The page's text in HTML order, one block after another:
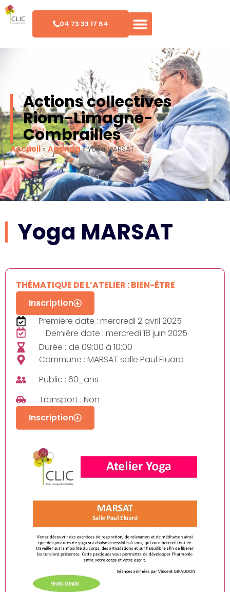
04 73 33 17 64
Actions collectives
Riom-Limagne-
Combrailles
Accueil»Agenda»Yoga MARSAT
Yoga MARSAT
THÉMATIQUE DE L’ATELIER : BIEN-ÊTRE
Inscription
Première date : mercredi 2 avril 2025
Dernière date : mercredi 18 juin 2025
Durée : de 09:00 à 10:00
Commune : MARSAT salle Paul Eluard
Public : 60_ans
Transport : Non
Inscription